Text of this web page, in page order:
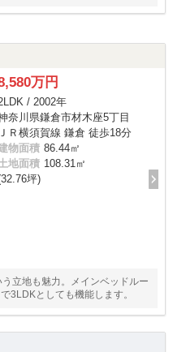
万円
/ 2002年
奈川県鎌倉市材木座5丁目
ＪＲ横須賀線 鎌倉 徒歩18分
物面積 86.44㎡
地面積 108.31㎡
坪)
立地も魅力。メインベッドルー
3LDKとしても機能します。